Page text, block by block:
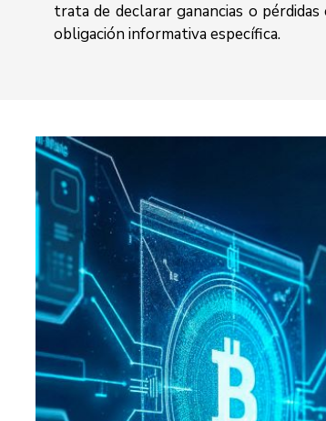
trata de declarar ganancias o
obligación informativa específica.